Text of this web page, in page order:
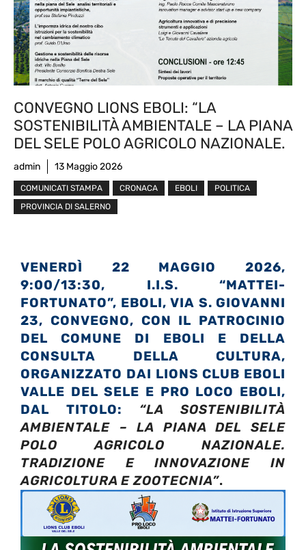
CONVEGNO LIONS EBOLI: “LA
SOSTENIBILITÀ AMBIENTALE – LA PIANA
DEL SELE POLO AGRICOLO NAZIONALE.
admin 13 Maggio 2026
COMUNICATI STAMPA CRONACA EBOLI
POLITICA
PROVINCIA DI SALERNO
VENERDÌ 22 MAGGIO 2026,
9:00/13:30, I.I.S. “MATTEI-
FORTUNATO”, EBOLI, VIA S. GIOVANNI
23, CONVEGNO, CON IL PATROCINIO
DEL COMUNE DI EBOLI E DELLA
CONSULTA DELLA CULTURA,
ORGANIZZATO DAI LIONS CLUB EBOLI
VALLE DEL SELE E PRO LOCO EBOLI,
DAL TITOLO: “LA SOSTENIBILITÀ
AMBIENTALE – LA PIANA DEL SELE
POLO AGRICOLO NAZIONALE.
TRADIZIONE E INNOVAZIONE IN
AGRICOLTURA E ZOOTECNIA”.